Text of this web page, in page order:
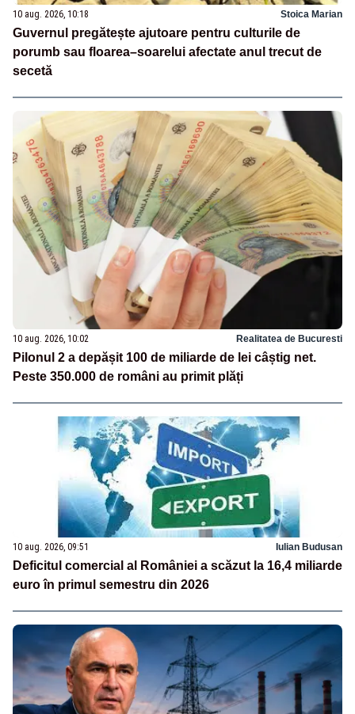
10 aug. 2026, 10:18 Stoica Marian
Guvernul pregătește ajutoare pentru culturile de
porumb sau floarea–soarelui afectate anul trecut de
secetă
10 aug. 2026, 10:02 Realitatea de Bucuresti
Pilonul 2 a depășit 100 de miliarde de lei câștig net.
Peste 350.000 de români au primit plăți
10 aug. 2026, 09:51 Iulian Budusan
Deficitul comercial al României a scăzut la 16,4 miliarde
euro în primul semestru din 2026